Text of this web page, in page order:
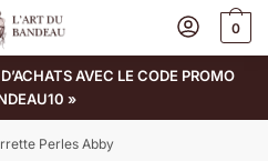
0
AVEC LE CODE PROMO
»
Perles Abby